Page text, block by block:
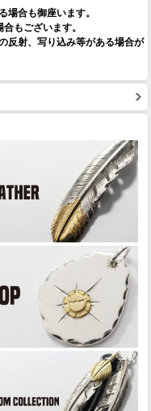
合も御座います。
もございます。
反射、写り込み等がある場合が